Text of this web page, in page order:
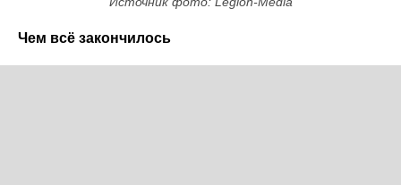
Чем всё закончилось